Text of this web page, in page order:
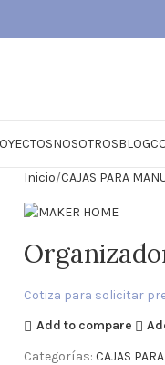
NOSOTROSBLOG
Inicio CAJAS PARA
Cotiza para solicitar
Add to compare
Categorías: CAJAS